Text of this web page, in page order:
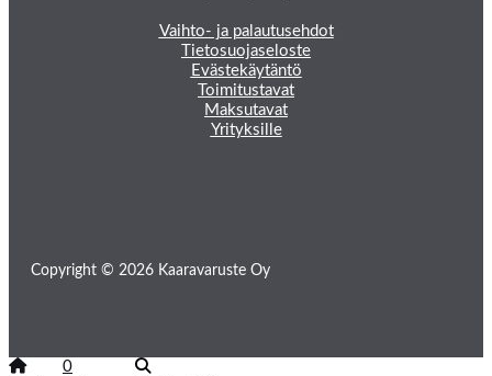
Vaihto- ja palautusehdot
Tietosuojaseloste
Evästekäytäntö
Toimitustavat
Maksutavat
Yrityksille
Copyright © 2026 Kaaravaruste Oy
0